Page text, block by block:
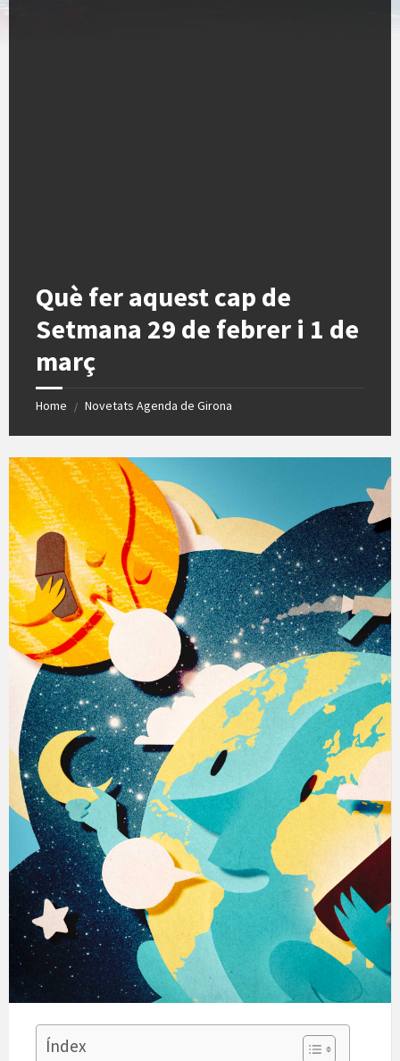
Què fer aquest cap de
Setmana 29 de febrer i 1 de
març
Home / Novetats Agenda de Girona
Índex